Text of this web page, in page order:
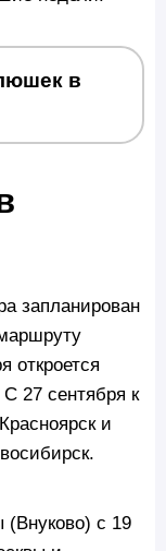
в
запланирован
откроется
27 сентября к
и
(Внуково) с 19